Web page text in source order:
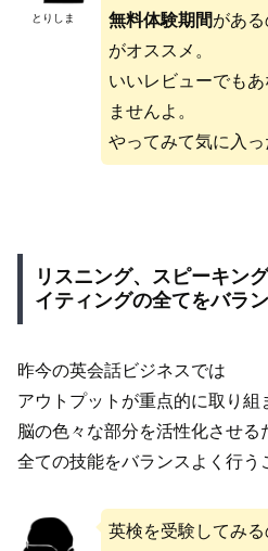
とりしま
無料体験期間があ
がオススメ。
いいレビューでも
ませんよ。
やってみて気に入っ
リスニング、スピーキン
イティングの全てをバラ
昨今の英会話ビジネスでは
アウトプットが重点的に取り組
脳の色々な部分を活性化させる
全ての技能をバランスよく行う
英検を受験してみ